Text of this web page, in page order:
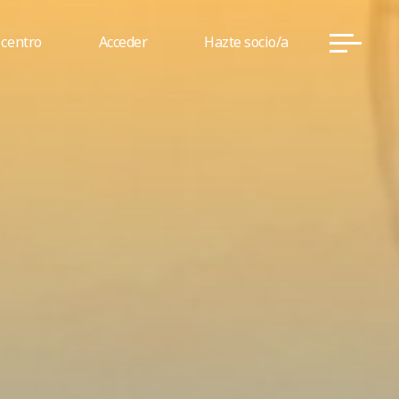
Acceder Hazte socio/a